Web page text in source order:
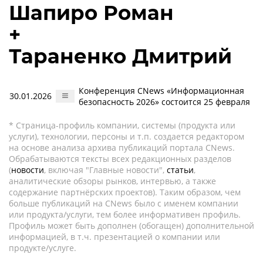
Шапиро Роман
+
Тараненко Дмитрий
30.01.2026
Конференция CNews «Информационная
безопасность 2026» состоится 25 февраля
* Страница-профиль компании, системы (продукта или
услуги), технологии, персоны и т.п. создается редактором
на основе анализа архива публикаций портала CNews.
Обрабатываются тексты всех редакционных разделов
(новости, включая "Главные новости", статьи,
аналитические обзоры рынков, интервью, а также
содержание партнёрских проектов). Таким образом, чем
больше публикаций на CNews было с именем компании
или продукта/услуги, тем более информативен профиль.
Профиль может быть дополнен (обогащен) дополнительной
информацией, в т.ч. презентацией о компании или
продукте/услуге.